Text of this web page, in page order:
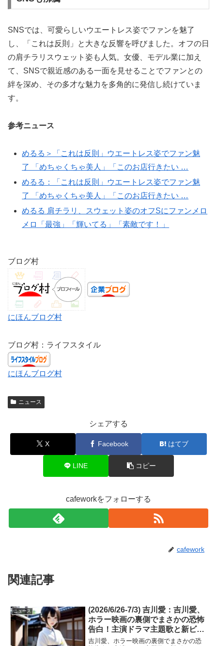
SNSでは、可愛らしいウエートレス姿でファンを魅了
し、「これは反則」と大きな反響を呼びました。オフの日
の肩チラリスウェット姿も人気。女優、モデル業に加え
て、SNSで親近感のある一面を見せることでファンとの
絆を深め、その多才な魅力を多角的に発信し続けていま
す。
参考ニュース
めるる＞「これは反則」ウエートレス姿でファン魅
了 「めちゃくちゃ美人」「このお店行きたい …
めるる：「これは反則」ウエートレス姿でファン魅
了 「めちゃくちゃ美人」「このお店行きたい …
めるる 肩チラリ、スウェット姿のオフSにファンメロ
メロ「最強」「輝いてる」「素敵です！」
ブログ村
にほんブログ村
ブログ村：ライフスタイル
にほんブログ村
ニュース
シェアする
X Facebook はてブ
LINE コピー
cafeworkをフォローする
cafework
関連記事
ニュース
(2026/6/26-7/3) 吉川愛：吉川愛、
ホラー映画の裏側でまさかの恐怖
告白！主演ドラマ主題歌と新ビジ
ュアルも解禁。多才な魅力に驚き
吉川愛、ホラー映画の裏側でまさかの恐